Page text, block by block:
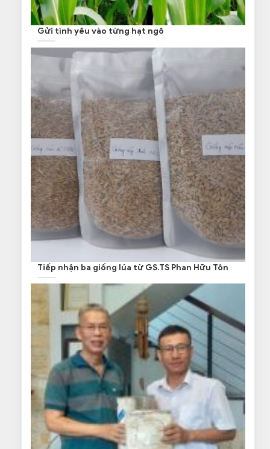
Gửi tình yêu vào từng hạt ngô
Tiếp nhận ba giống lúa từ GS.TS Phan Hữu Tôn